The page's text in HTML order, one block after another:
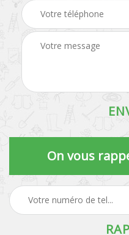
On vous